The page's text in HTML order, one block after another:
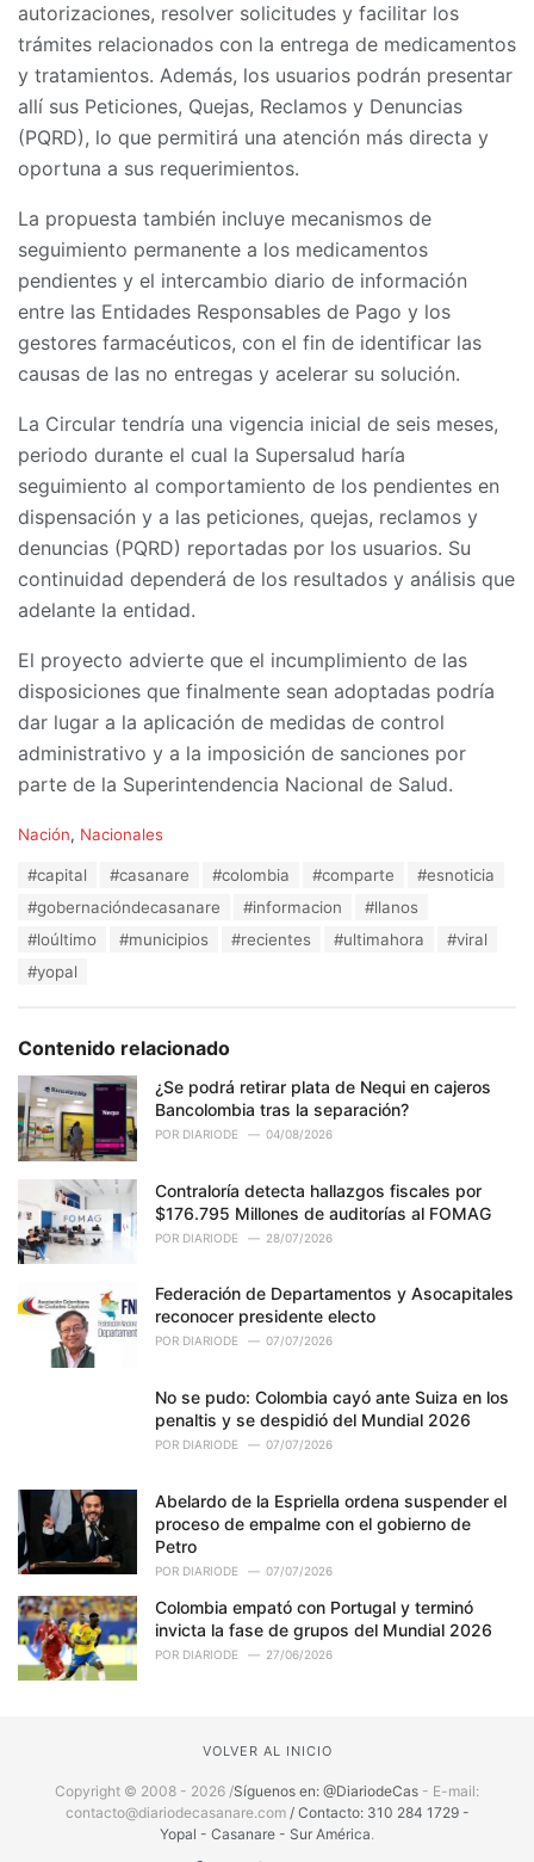
autorizaciones, resolver solicitudes y facilitar los
trámites relacionados con la entrega de medicamentos
y tratamientos. Además, los usuarios podrán presentar
allí sus Peticiones, Quejas, Reclamos y Denuncias
(PQRD), lo que permitirá una atención más directa y
oportuna a sus requerimientos.
La propuesta también incluye mecanismos de
seguimiento permanente a los medicamentos
pendientes y el intercambio diario de información
entre las Entidades Responsables de Pago y los
gestores farmacéuticos, con el fin de identificar las
causas de las no entregas y acelerar su solución.
La Circular tendría una vigencia inicial de seis meses,
periodo durante el cual la Supersalud haría
seguimiento al comportamiento de los pendientes en
dispensación y a las peticiones, quejas, reclamos y
denuncias (PQRD) reportadas por los usuarios. Su
continuidad dependerá de los resultados y análisis que
adelante la entidad.
El proyecto advierte que el incumplimiento de las
disposiciones que finalmente sean adoptadas podría
dar lugar a la aplicación de medidas de control
administrativo y a la imposición de sanciones por
parte de la Superintendencia Nacional de Salud.
C
:
Nación, Nacionales
#capital #casanare #colombia #comparte
#esnoticia
#gobernacióndecasanare
#informacion
#llanos
#loúltimo
#municipios #recientes #ultimahora
#viral
#yopal
Contenido relacionado
¿Se podrá retirar plata de Nequi en cajeros
Bancolombia tras la separación?
POR DIARIODE 04/08/2026
Contraloría detecta hallazgos fiscales por
$176.795 Millones de auditorías al FOMAG
POR DIARIODE 28/07/2026
Federación de Departamentos y Asocapitales
reconocer presidente electo
POR DIARIODE 07/07/2026
No se pudo: Colombia cayó ante Suiza en los
penaltis y se despidió del Mundial 2026
POR DIARIODE 07/07/2026
Abelardo de la Espriella ordena suspender el
proceso de empalme con el gobierno de
Petro
POR DIARIODE 07/07/2026
Colombia empató con Portugal y terminó
invicta la fase de grupos del Mundial 2026
POR DIARIODE 27/06/2026
VOLVER AL INICIO
Copyright © 2008 - 2026 /Síguenos en: @DiariodeCas - E-mail:
contacto@diariodecasanare.com / Contacto: 310 284 1729 -
Yopal - Casanare - Sur América.